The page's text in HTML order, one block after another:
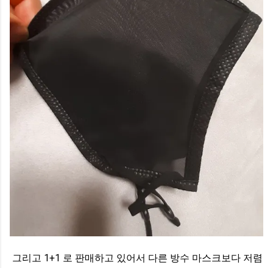
그리고 1+1 로 판매하고 있어서 다른 방수 마스크보다 저렴